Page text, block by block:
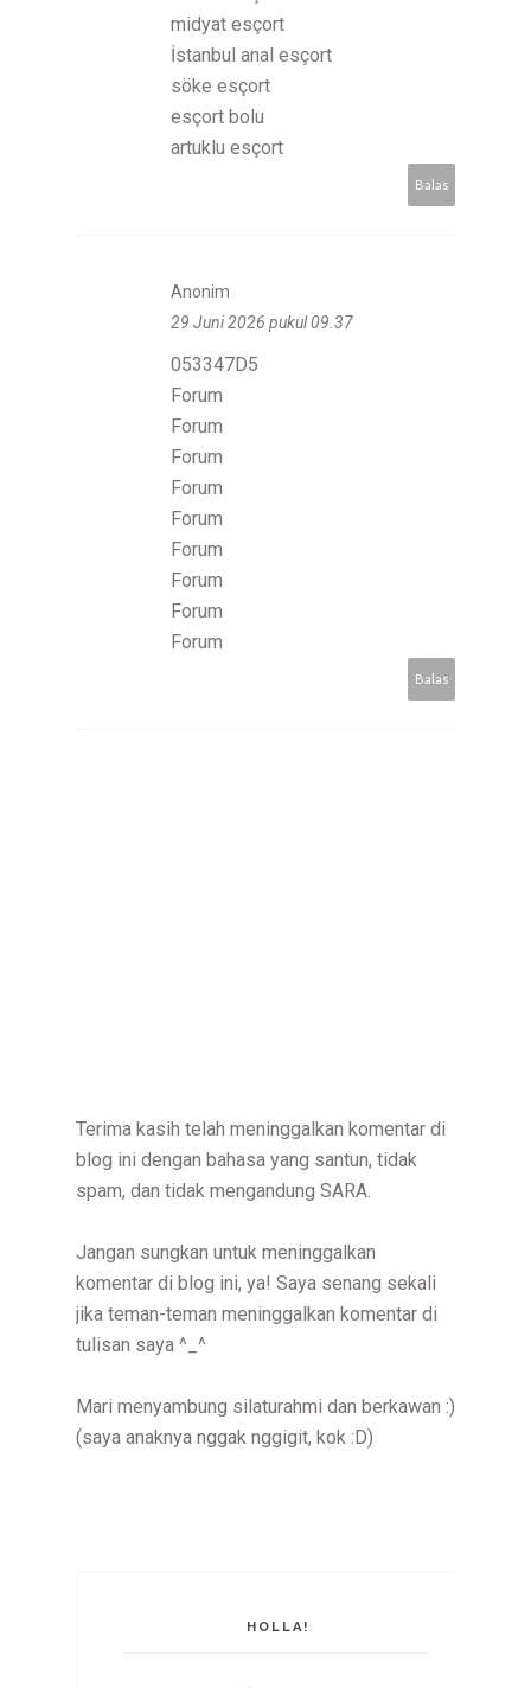
midyat esçort
İstanbul anal esçort
söke esçort
esçort bolu
artuklu esçort
Balas
Anonim
29 Juni 2026 pukul 09.37
053347D5
Forum
Forum
Forum
Forum
Forum
Forum
Forum
Forum
Forum
Balas
Terima kasih telah meninggalkan komentar di
blog ini dengan bahasa yang santun, tidak
spam, dan tidak mengandung SARA.
Jangan sungkan untuk meninggalkan
komentar di blog ini, ya! Saya senang sekali
jika teman-teman meninggalkan komentar di
tulisan saya ^_^
Mari menyambung silaturahmi dan berkawan :)
(saya anaknya nggak nggigit, kok :D)
HOLLA!